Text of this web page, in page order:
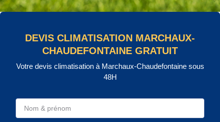
DEVIS CLIMATISATION MARCHAUX-
CHAUDEFONTAINE GRATUIT
Votre devis climatisation à Marchaux-Chaudefontaine sous
48H